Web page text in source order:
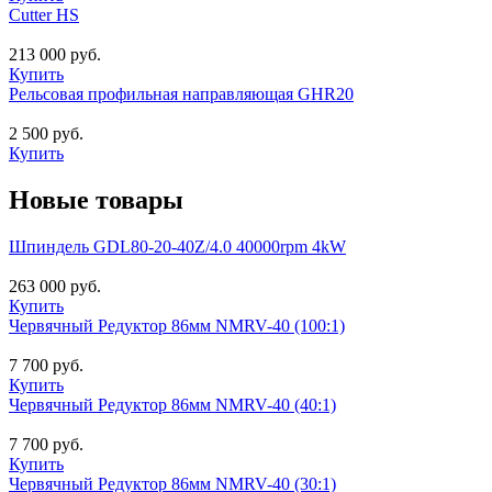
Cutter HS
213 000 руб.
Купить
Рельсовая профильная направляющая GHR20
2 500 руб.
Купить
Новые товары
Шпиндель GDL80-20-40Z/4.0 40000rpm 4kW
263 000 руб.
Купить
Червячный Редуктор 86мм NMRV-40 (100:1)
7 700 руб.
Купить
Червячный Редуктор 86мм NMRV-40 (40:1)
7 700 руб.
Купить
Червячный Редуктор 86мм NMRV-40 (30:1)